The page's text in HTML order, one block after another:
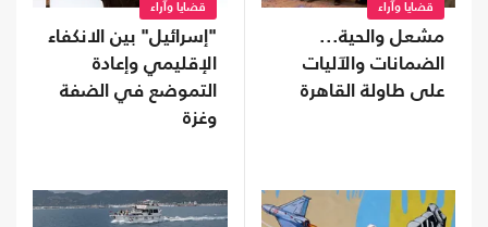
قضايا وآراء
مشعل والحية...
الضمانات والآليات
على طاولة القاهرة
قضايا وآراء
"إسرائيل" بين الانكفاء
الإقليمي وإعادة
التموضع في الضفة
وغزة